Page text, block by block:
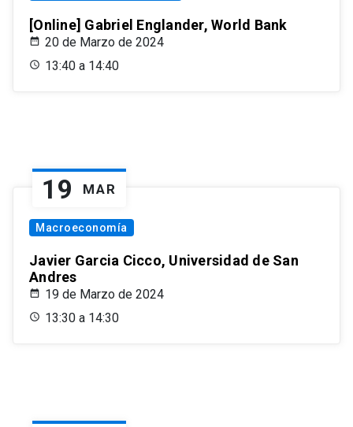
[Online] Gabriel Englander, World Bank
20 de Marzo de 2024
13:40 a 14:40
19 MAR
Macroeconomía
Javier Garcia Cicco, Universidad de San
Andres
19 de Marzo de 2024
13:30 a 14:30